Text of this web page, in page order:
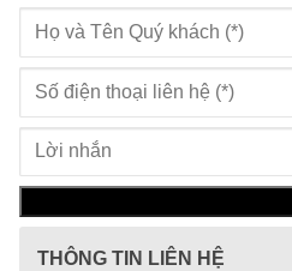
THÔNG TIN LIÊN HỆ